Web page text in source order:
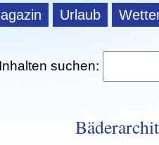
Urlaub
suchen: